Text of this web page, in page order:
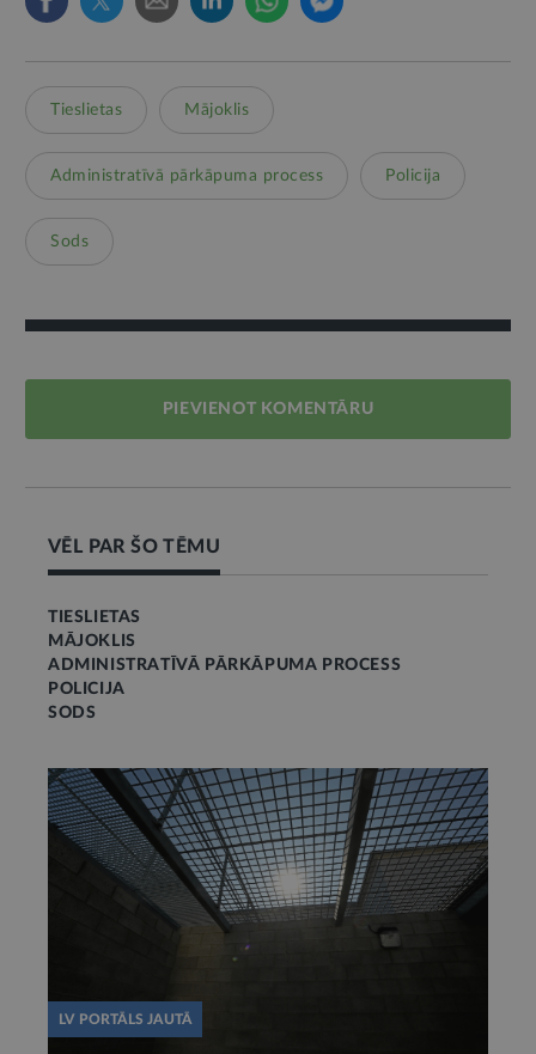
Tieslietas Mājoklis
Administratīvā pārkāpuma process Policija
Sods
PIEVIENOT KOMENTĀRU
VĒL PAR ŠO TĒMU
TIESLIETAS
MĀJOKLIS
ADMINISTRATĪVĀ PĀRKĀPUMA PROCESS
POLICIJA
SODS
LV PORTĀLS JAUTĀ